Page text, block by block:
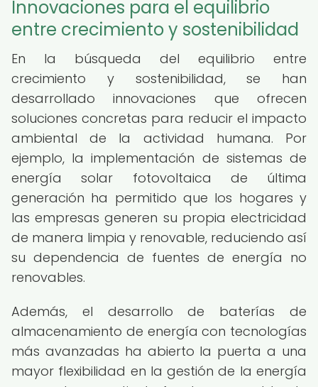
Innovaciones para el equilibrio
entre crecimiento y sostenibilidad
En la búsqueda del equilibrio entre
crecimiento y sostenibilidad, se han
desarrollado innovaciones que ofrecen
soluciones concretas para reducir el impacto
ambiental de la actividad humana. Por
ejemplo, la implementación de sistemas de
energía solar fotovoltaica de última
generación ha permitido que los hogares y
las empresas generen su propia electricidad
de manera limpia y renovable, reduciendo así
su dependencia de fuentes de energía no
renovables.
Además, el desarrollo de baterías de
almacenamiento de energía con tecnologías
más avanzadas ha abierto la puerta a una
mayor flexibilidad en la gestión de la energía